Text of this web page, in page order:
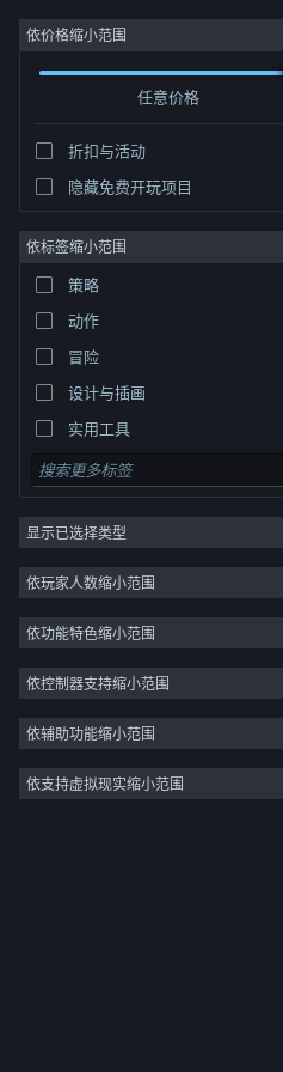
登录
关于
客服
关于蒸汽平台|退款政策|软件许可服务协议
个人信息保护政策|个人信息出境告知书|
依价格缩小范围
任意价格
折扣与活动
隐藏免费开玩项目
依标签缩小范围
策略
动作
冒险
设计与插画
实用工具
免费开玩
角色扮演
大型多人在线
独立
休闲
模拟
竞速
体育
视频制作
显示已选择类型
依玩家人数缩小范围
依功能特色缩小范围
依控制器支持缩小范围
依辅助功能缩小范围
依支持虚拟现实缩小范围
发行商: 厦门数魔科技有限公司
排序依据 相关性
0 个匹配的搜索结果。